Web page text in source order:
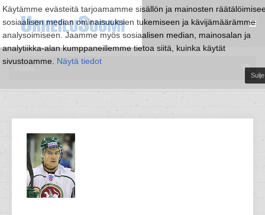
Käytämme evästeitä tarjoamamme sisällön ja mainosten
sosiaalisen median ominaisuuksien tukemiseen ja kävijämäärämme
analysoimiseen. Jaamme myös sosiaalisen median, mainosalan ja
analytiikka-alan kumppaneillemme tietoa siitä, kuinka käytät
sivustoamme. Näytä tiedot
Sulje